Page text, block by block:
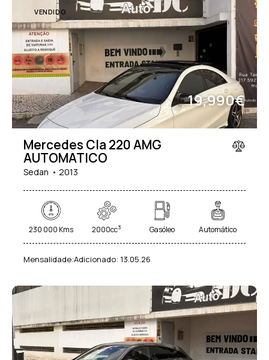
Start/Stop Automático
Suspensão Ajustável (3)
Teto Panorâmico (11)
Vidros Elétricos (41)
Vidros Escurecidos (26)
VENDIDO
19,990€
Mercedes Cla 220 AMG
AUTOMATICO
Sedan 2013
230 000 Kms 2000cc3 Gasóleo Automático
Mensalidade:Adicionado: 13.05.26